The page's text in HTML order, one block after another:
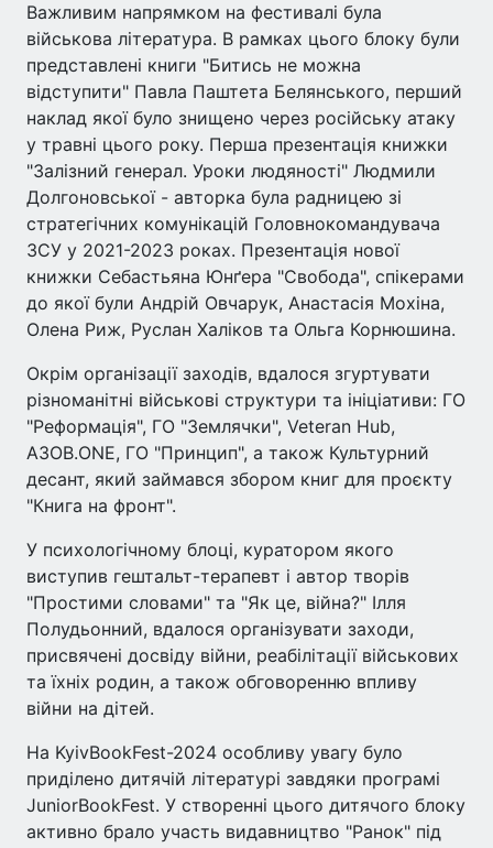
Важливим напрямком на фестивалі була
військова література. В рамках цього блоку були
представлені книги "Битись не можна
відступити" Павла Паштета Белянського, перший
наклад якої було знищено через російську атаку
у травні цього року. Перша презентація книжки
"Залізний генерал. Уроки людяності" Людмили
Долгоновської - авторка була радницею зі
стратегічних комунікацій Головнокомандувача
ЗСУ у 2021-2023 роках. Презентація нової
книжки Себастьяна Юнґера "Свобода", спікерами
до якої були Андрій Овчарук, Анастасія Мохіна,
Олена Риж, Руслан Халіков та Ольга Корнюшина.
Окрім організації заходів, вдалося згуртувати
різноманітні військові структури та ініціативи: ГО
"Реформація", ГО "Землячки", Veteran Hub,
АЗОВ.ONE, ГО "Принцип", а також Культурний
десант, який займався збором книг для проєкту
"Книга на фронт".
У психологічному блоці, куратором якого
виступив гештальт-терапевт і автор творів
"Простими словами" та "Як це, війна?" Ілля
Полудьонний, вдалося організувати заходи,
присвячені досвіду війни, реабілітації військових
та їхніх родин, а також обговоренню впливу
війни на дітей.
На KyivBookFest-2024 особливу увагу було
приділено дитячій літературі завдяки програмі
JuniorBookFest. У створенні цього дитячого блоку
активно брало участь видавництво "Ранок" під